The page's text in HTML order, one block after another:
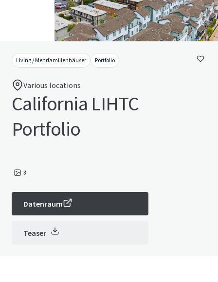
Living / Mehrfamilienhäuser Portfolio
Various locations
California LIHTC
Portfolio
3
Datenraum
Teaser